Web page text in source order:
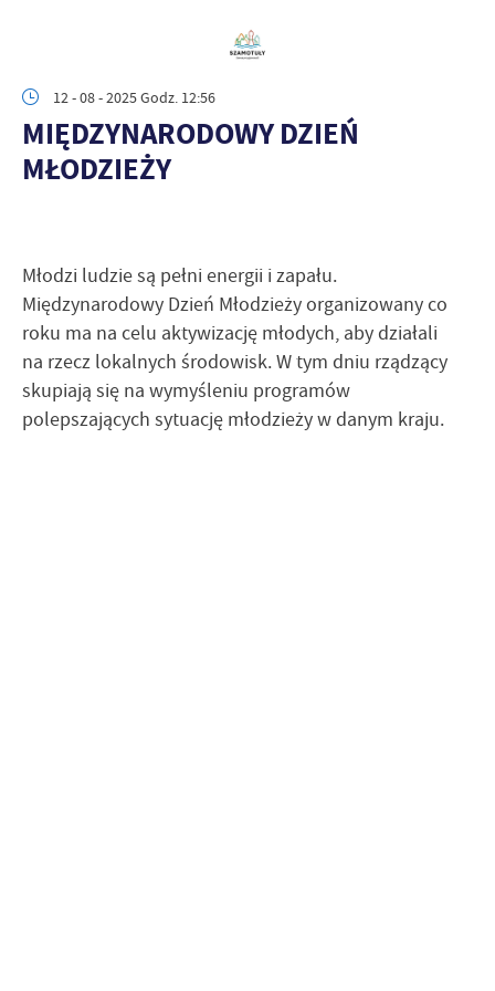
12 - 08 - 2025 Godz. 12:56
MIĘDZYNARODOWY DZIEŃ
MŁODZIEŻY
Młodzi ludzie są pełni energii i zapału.
Międzynarodowy Dzień Młodzieży organizowany co
roku ma na celu aktywizację młodych, aby działali
na rzecz lokalnych środowisk. W tym dniu rządzący
skupiają się na wymyśleniu programów
polepszających sytuację młodzieży w danym kraju.